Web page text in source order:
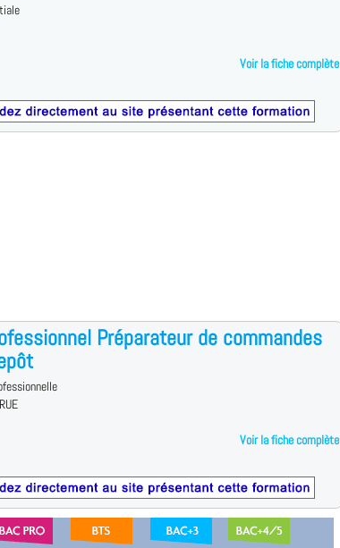
Voir la fiche complète
Préparateur de commandes
Voir la fiche complète